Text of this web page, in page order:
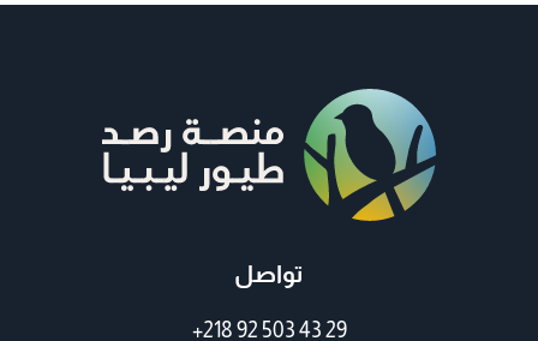
تواصل
+218 92 503 43 29